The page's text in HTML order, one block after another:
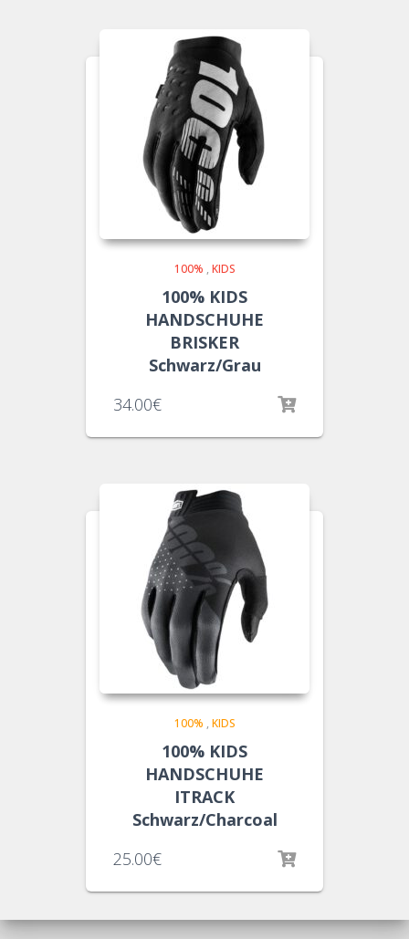
100% , KIDS
100% KIDS
HANDSCHUHE
BRISKER
Schwarz/Grau
34.00€
100% , KIDS
100% KIDS
HANDSCHUHE
ITRACK
Schwarz/Charcoal
25.00€